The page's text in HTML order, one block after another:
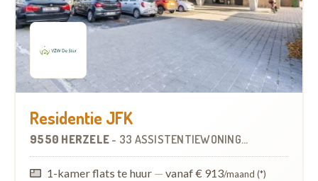
Residentie JFK
9550 HERZELE - 33 ASSISTENTIEWONINGEN
1-kamer flats te huur — vanaf € 913/maand (*)